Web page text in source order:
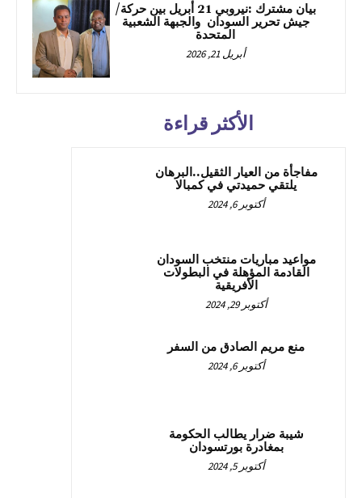
بيان مشترك :نيروبي 21 أبريل بين حركة/
جيش تحرير السودان والجبهة الشعبية
المتحدة
أبريل 21, 2026
الأكثر قراءة
مفاجأة من العيار الثقيل..البرهان
يلتقي حميدتي في كمبالا
أكتوبر 6, 2024
مواعيد مباريات منتخب السودان
القادمة المؤهلة في البطولات
الأفريقية
أكتوبر 29, 2024
منع مريم الصادق من السفر
أكتوبر 6, 2024
شيبة ضرار يطالب الحكومة
بمغادرة بورتسودان
أكتوبر 5, 2024